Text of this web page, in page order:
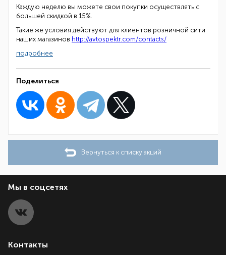
Каждую неделю вы можете свои покупки осуществлять с
большей скидкой в 15%.
Такие же условия действуют для клиентов розничной сити
наших магазинов http://avtospektr.com/contacts/
подробнее
Поделиться
Вернуться к списку акций
Мы в соцсетях
Контакты